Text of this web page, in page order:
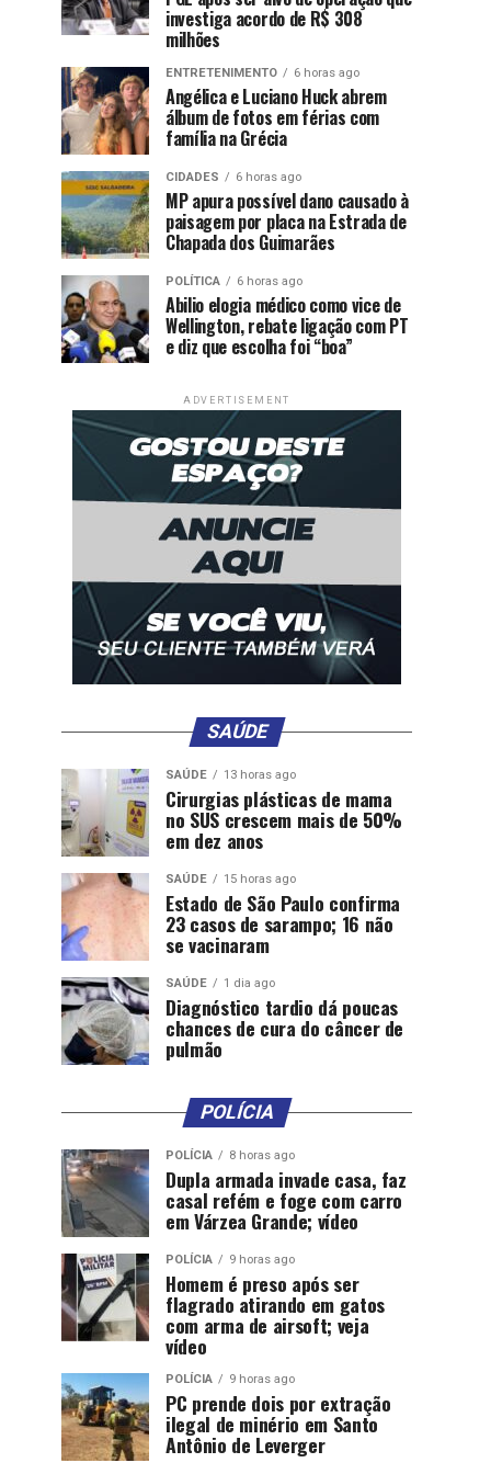
investiga acordo de R$ 308
milhões
ENTRETENIMENTO 6 horas ago
Angélica e Luciano Huck abrem
álbum de fotos em férias com
família na Grécia
CIDADES 6 horas ago
MP apura possível dano causado à
paisagem por placa na Estrada de
Chapada dos Guimarães
POLÍTICA 6 horas ago
Abilio elogia médico como vice de
Wellington, rebate ligação com PT
e diz que escolha foi “boa”
ADVERTISEMENT
SAÚDE
SAÚDE 13 horas ago
Cirurgias plásticas de mama
no SUS crescem mais de 50%
em dez anos
SAÚDE 15 horas ago
Estado de São Paulo confirma
23 casos de sarampo; 16 não
se vacinaram
SAÚDE 1 dia ago
Diagnóstico tardio dá poucas
chances de cura do câncer de
pulmão
POLÍCIA
POLÍCIA 8 horas ago
Dupla armada invade casa, faz
casal refém e foge com carro
em Várzea Grande; vídeo
POLÍCIA 9 horas ago
Homem é preso após ser
flagrado atirando em gatos
com arma de airsoft; veja
vídeo
POLÍCIA 9 horas ago
PC prende dois por extração
ilegal de minério em Santo
Antônio de Leverger